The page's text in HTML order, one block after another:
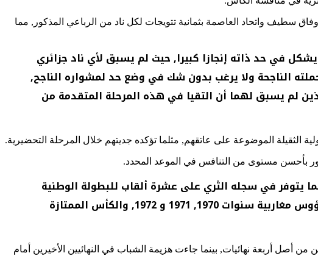
و وفاق سطيف واتحاد العاصمة بثمانية تتويجات لكل ناد من الرباعي المذكور, مما
في حد ذاته إنجازا كبيرا, حيث لم يسبق لأي ناد جزائري
الناجحة ولا يرغب بدون شك في وضع حد لمشواره الناجح,
لم يسبق لهما أن التقيا في هذه المرحلة المتقدمة من
الثقيلة الموضوعة على عاتقهم, مثلما تؤكده جديتهم خلال المرحلة التحضيرية.
توج بكأس الجزائر في سنوات (1966, 1969, 1970, 1978, 1995, 2009, 2017 و 2019), بينما يتوفر في سجله الثري على عشرة ألقاب للبطولة الوطنية
زينت خزانته أعوام (1965, 1966, 1969, 1970, 2000, 2001, 2020, 2021, 2022 و 2023), بالإضافة إلى ثلاث كؤوس مغاربية سنوات 1970, 1971 و 1972, والكأس الممتازة
أصل أربعة نهائيات, بينما جاءت هزيمة الشباب في النهائيين الأخيرين أمام